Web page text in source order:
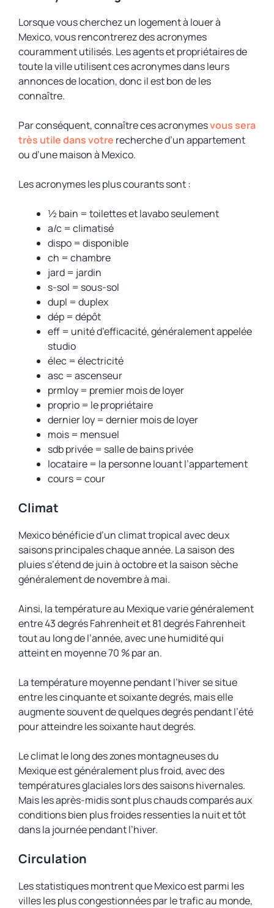
Lorsque vous cherchez un logement à louer à
Mexico, vous rencontrerez des acronymes
couramment utilisés. Les agents et propriétaires de
toute la ville utilisent ces acronymes dans leurs
annonces de location, donc il est bon de les
connaître.
Par conséquent, connaître ces acronymesvous sera
très utile dans votre recherche d’un appartement
ou d’une maison à Mexico.
Les acronymes les plus courants sont :
½ bain = toilettes et lavabo seulement
a/c = climatisé
dispo = disponible
ch = chambre
jard = jardin
s-sol = sous-sol
dupl = duplex
dép = dépôt
eff = unité d’efficacité, généralement appelée
studio
élec = électricité
asc = ascenseur
prmloy = premier mois de loyer
proprio = le propriétaire
dernier loy = dernier mois de loyer
mois = mensuel
sdb privée = salle de bains privée
locataire = la personne louant l’appartement
cours = cour
Climat
Mexico bénéficie d’un climat tropical avec deux
saisons principales chaque année. La saison des
pluies s’étend de juin à octobre et la saison sèche
généralement de novembre à mai.
Ainsi, la température au Mexique varie généralement
entre 43 degrés Fahrenheit et 81 degrés Fahrenheit
tout au long de l’année, avec une humidité qui
atteint en moyenne 70 % par an.
La température moyenne pendant l’hiver se situe
entre les cinquante et soixante degrés, mais elle
augmente souvent de quelques degrés pendant l’été
pour atteindre les soixante haut degrés.
Le climat le long des zones montagneuses du
Mexique est généralement plus froid, avec des
températures glaciales lors des saisons hivernales.
Mais les après-midis sont plus chauds comparés aux
conditions bien plus froides ressenties la nuit et tôt
dans la journée pendant l’hiver.
Circulation
Les statistiques montrent que Mexico est parmi les
villes les plus congestionnées par le trafic au monde,